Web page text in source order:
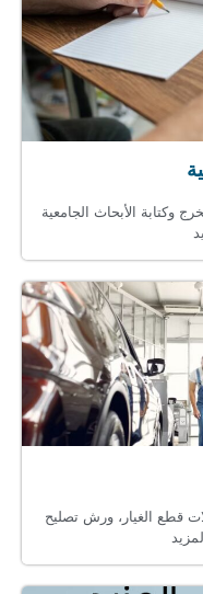
وكتابة الأبحاث الجامعية
قطع الغيار، ورش تصليح